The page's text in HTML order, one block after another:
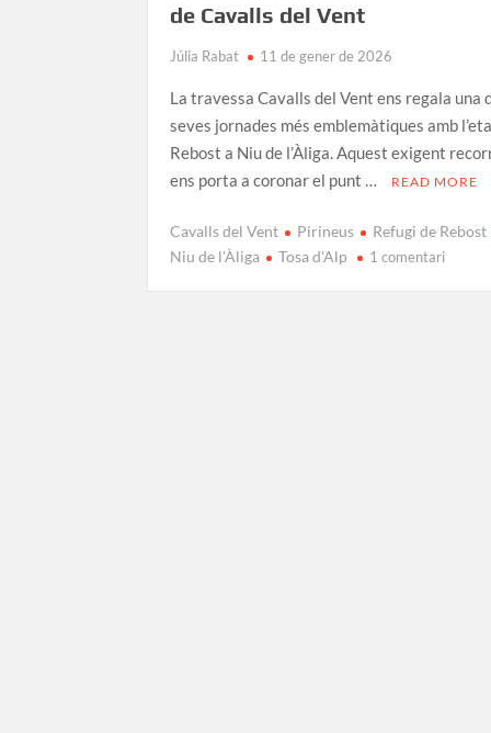
de Cavalls del Vent
Júlia Rabat 11 de gener de 2026
La travessa Cavalls del Vent ens regala una
seves jornades més emblemàtiques amb
Rebost a Niu de l’Àliga. Aquest exigent
ens porta a coronar el punt …
READ MORE
Cavalls del Vent Pirineus Refugi de Rebost
Niu de l'Àliga
Tosa d'Alp 1 comentaria